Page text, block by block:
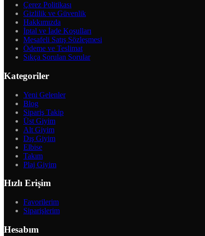
Çerez Politikası
Gizlilik ve Güvenlik
Hakkımızda
İptal ve İade Koşulları
Mesafeli Satış Sözleşmesi
Ödeme ve Teslimat
Sıkça Sorulan Sorular
Kategoriler
Yeni Gelenler
Blog
Sipariş Takip
Üst Giyim
Alt Giyim
Dış Giyim
Elbise
Takım
Plaj Giyim
Hızlı Erişim
Favorilerim
Siparişlerim
Hesabım